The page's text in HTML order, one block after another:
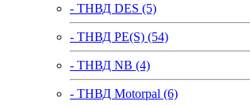
- ТНВД DES (5)
- ТНВД PE(S) (54)
- ТНВД NB (4)
- ТНВД Motorpal (6)